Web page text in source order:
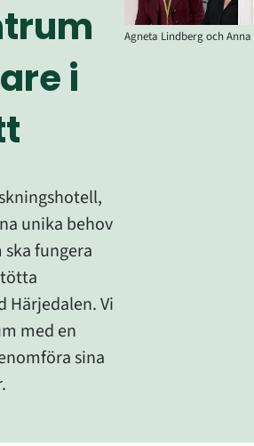
i
unika behov
ska fungera
Härjedalen. Vi
med en
sina
Agneta Lindberg och Anna